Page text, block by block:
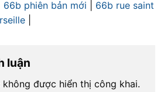
66b phiên bản mới
66b rue saint
luận
không được hiển thị công khai.